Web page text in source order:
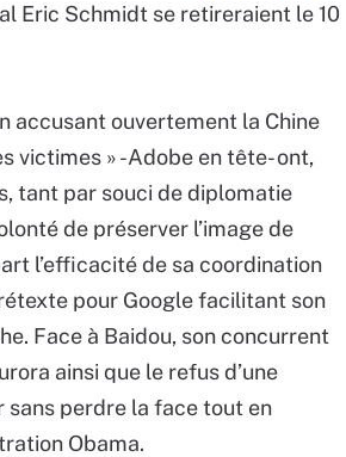
Eric Schmidt se retireraient le 10
accusant ouvertement la Chine
victimes » -Adobe en tête- ont,
tant par souci de diplomatie
de préserver l’image de
l’efficacité de sa coordination
pour Google facilitant son
Face à Baidou, son concurrent
ainsi que le refus d’une
sans perdre la face tout en
Obama.